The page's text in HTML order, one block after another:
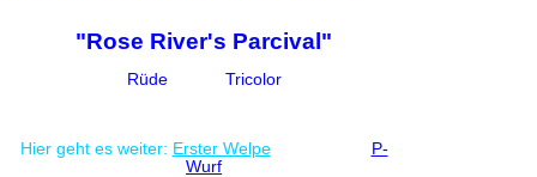
"Rose River's Parcival"
Rüde Tricolor
Hier geht es weiter: Erster Welpe
P-
Wurf